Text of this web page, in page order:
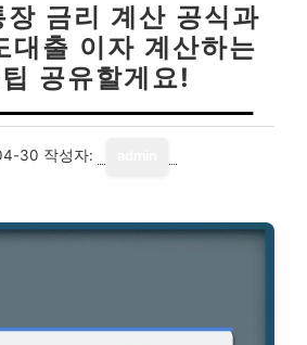
장 금리 계산 공식과
대출 이자 계산하는
공유할게요!
30 작성자: